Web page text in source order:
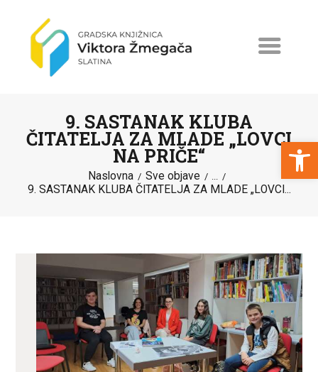
Open toolbar
9. SASTANAK KLUBA
ČITATELJA ZA MLADE „LOVCI
NA PRIČE“
Naslovna Sve objave ...
9. SASTANAK KLUBA ČITATELJA ZA MLADE „LOVCI...
NASLOVNA
PROGRAMI I PROJEKTI
KATALOG
O KNJIŽNICI
ZA KORISNIKE
ODJELI